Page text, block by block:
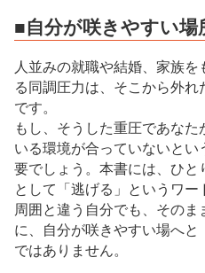
■自分が咲きやすい場
人並みの就職や結婚、家族
る同調圧力は、そこから外
です。
もし、そうした重圧であな
いる環境が合っていないと
要でしょう。本書には、ひ
として「逃げる」というワー
周囲と違う自分でも、その
に、自分が咲きやすい場へ
ではありません。